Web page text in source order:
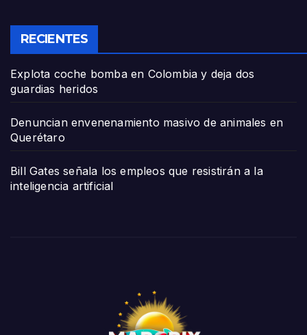
RECIENTES
Explota coche bomba en Colombia y deja dos
guardias heridos
Denuncian envenenamiento masivo de animales en
Querétaro
Bill Gates señala los empleos que resistirán a la
inteligencia artificial